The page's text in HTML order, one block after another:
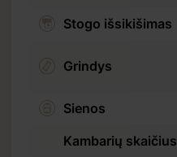
Stogo išsikišimas
Grindys
Sienos
Kambarių skaičius
tiesiog sumokėkite